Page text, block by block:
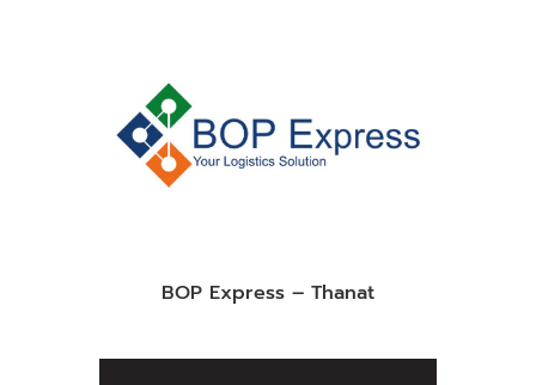
BOP Express – Thanat